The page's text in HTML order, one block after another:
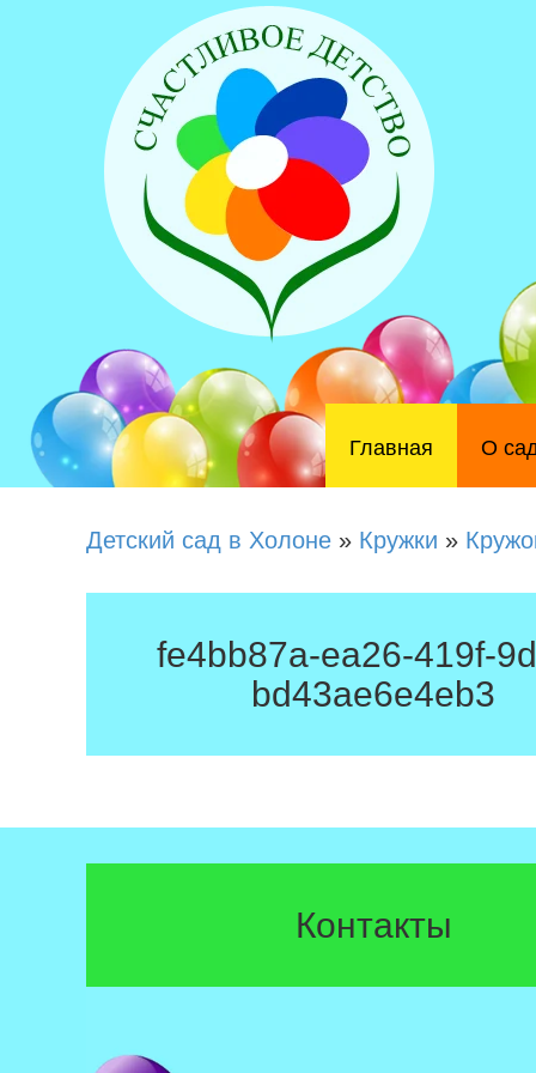
Главная О
Детский сад в Холоне » Кружки »
fe4bb87a-ea26-419f-
bd43ae6e4eb3
Контакты